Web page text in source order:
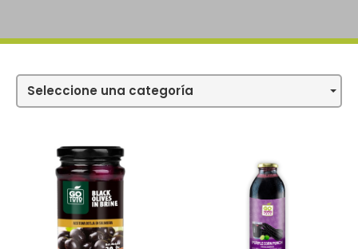
Seleccione una categoría